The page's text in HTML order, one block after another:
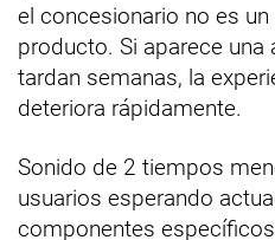
el concesionario no es
producto. Si aparece una
tardan semanas, la
deteriora rápidamente.
Sonido de 2 tiempos
usuarios esperando
componentes